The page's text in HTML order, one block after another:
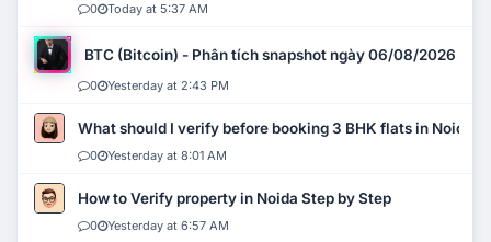
0 Today at 5:37 AM
BTC (Bitcoin) - Phân tích snapshot ngày 06/08/2026
0 Yesterday at 2:43 PM
What should I verify before booking 3 BHK flats in Noida?
0 Yesterday at 8:01 AM
How to Verify property in Noida Step by Step
0 Yesterday at 6:57 AM